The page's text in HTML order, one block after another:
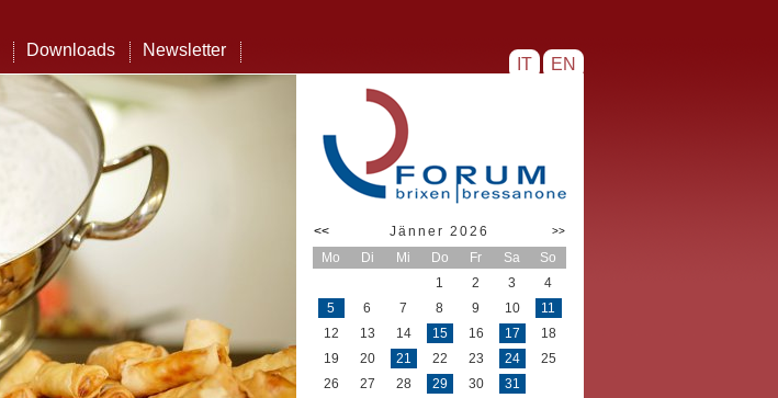
IT EN
Downloads Newsletter
<< Jänner 2026 >>
Mo Di Mi Do Fr Sa
So
1
2 3
4
5
6 7 8 9 10
11
12
13 14 15 16 17
18
19
20 21 22 23 24
25
26
27 28 29 30 31